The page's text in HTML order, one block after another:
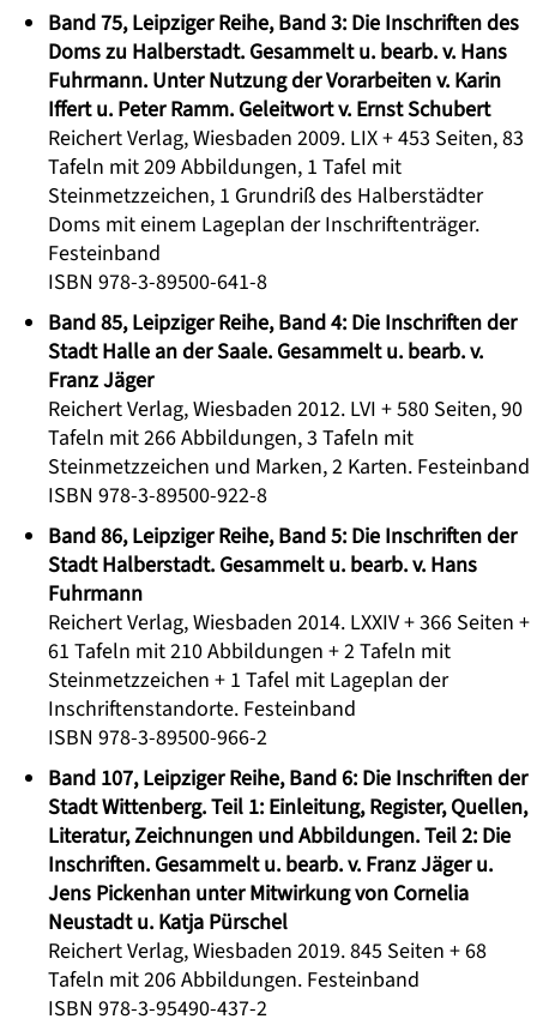
Band 75, Leipziger Reihe, Band 3: Die Inschriften des
Doms zu Halberstadt. Gesammelt u. bearb. v. Hans
Fuhrmann. Unter Nutzung der Vorarbeiten v. Karin
Iffert u. Peter Ramm. Geleitwort v. Ernst Schubert
Reichert Verlag, Wiesbaden 2009. LIX + 453 Seiten, 83
Tafeln mit 209 Abbildungen, 1 Tafel mit
Steinmetzzeichen, 1 Grundriß des Halberstädter
Doms mit einem Lageplan der Inschriftenträger.
Festeinband
ISBN 978-3-89500-641-8
Band 85, Leipziger Reihe, Band 4: Die Inschriften der
Stadt Halle an der Saale. Gesammelt u. bearb. v.
Franz Jäger
Reichert Verlag, Wiesbaden 2012. LVI + 580 Seiten, 90
Tafeln mit 266 Abbildungen, 3 Tafeln mit
Steinmetzzeichen und Marken, 2 Karten. Festeinband
ISBN 978-3-89500-922-8
Band 86, Leipziger Reihe, Band 5: Die Inschriften der
Stadt Halberstadt. Gesammelt u. bearb. v. Hans
Fuhrmann
Reichert Verlag, Wiesbaden 2014. LXXIV + 366 Seiten +
61 Tafeln mit 210 Abbildungen + 2 Tafeln mit
Steinmetzzeichen + 1 Tafel mit Lageplan der
Inschriftenstandorte. Festeinband
ISBN 978-3-89500-966-2
Band 107, Leipziger Reihe, Band 6: Die Inschriften der
Stadt Wittenberg. Teil 1: Einleitung, Register, Quellen,
Literatur, Zeichnungen und Abbildungen. Teil 2: Die
Inschriften. Gesammelt u. bearb. v. Franz Jäger u.
Jens Pickenhan unter Mitwirkung von Cornelia
Neustadt u. Katja Pürschel
Reichert Verlag, Wiesbaden 2019. 845 Seiten + 68
Tafeln mit 206 Abbildungen. Festeinband
ISBN 978-3-95490-437-2